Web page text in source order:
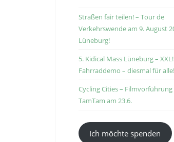
Straßen fair teilen! – Tour de
Verkehrswende am 9. August
Lüneburg!
5. Kidical Mass Lüneburg –
Fahrraddemo – diesmal für alle!
Cycling Cities – Filmvorführung
TamTam am 23.6.
Ich möchte spenden